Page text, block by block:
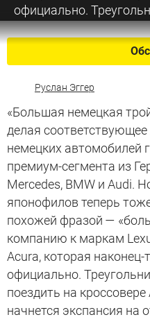
официально.
Руслан Эггер
«Большая немецкая
делая
немецких автомобилей
премиум-сегмента из
Mercedes, BMW и Audi.
японофилов теперь
похожей фразой —
компанию к маркам
Acura, которая
официально.
поездить на
начнется экспансия на